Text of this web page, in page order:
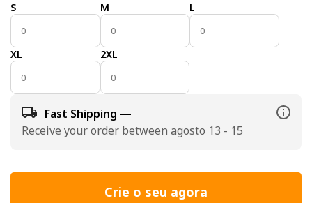
S
M L
XL 2XL
Fast Shipping —
Receive your order between agosto 13 - 15
Crie o seu agora